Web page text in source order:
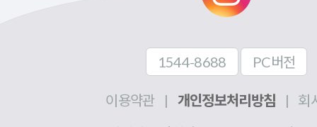
1544-8688 PC버전
이용약관 | 개인정보처리방침 |
회